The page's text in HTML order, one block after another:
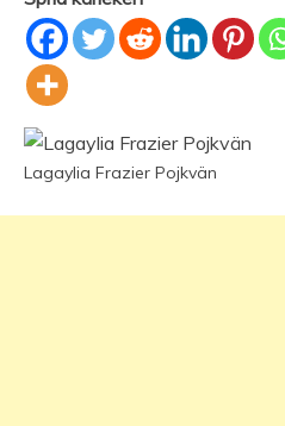
Lagaylia Frazier Pojkvän